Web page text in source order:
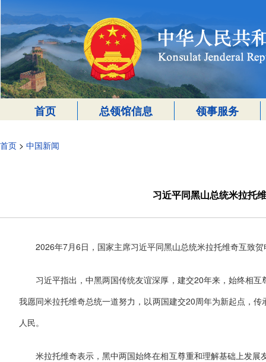
首页 总领馆信息 领事服务
首页 > 中国新闻
习近平同黑山总统米拉托
2026年7月6日，国家主席习近平同黑山总统米拉托维奇互致
习近平指出，中黑两国传统友谊深厚，建交20年来，始终相
我愿同米拉托维奇总统一道努力，以两国建交20周年为新起点，
人民。
米拉托维奇表示，黑中两国始终在相互尊重和理解基础上发